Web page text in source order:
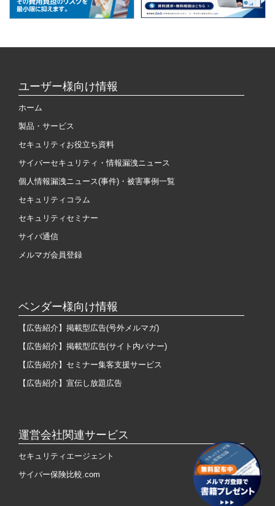
ユーザー様向け情報
ホーム
製品・サービス
セキュリティお役立ち資料
サイバーセキュリティ・情報漏洩ニュース
個人情報漏洩ニュース(事件)・被害事例一覧
セキュリティコラム
セキュリティセミナー
サイバ通信
メルマガ会員登録
ベンダー様向け情報
【広告紹介】掲載型広告(号外メルマガ)
【広告紹介】掲載型広告(サイト内バナー)
【広告紹介】セミナー集客支援サービス
【広告紹介】宣伝し放題広告
運営会社関連サービス
セキュリティエージェント
サイバー保険比較.com